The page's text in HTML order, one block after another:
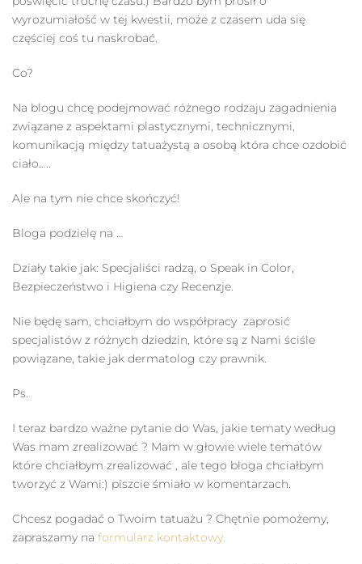
wyrozumiałość w tej kwestii, może z czasem uda się
częściej coś tu naskrobać.
Co?
Na blogu chcę podejmować różnego rodzaju zagadnienia
związane z aspektami plastycznymi, technicznymi,
komunikacją między tatuażystą a osobą która chce ozdobić
ciało…..
Ale na tym nie chce skończyć!
Bloga podzielę na …
Działy takie jak: Specjaliści radzą, o Speak in Color,
Bezpieczeństwo i Higiena czy Recenzje.
Nie będę sam, chciałbym do współpracy zaprosić
specjalistów z różnych dziedzin, które są z Nami ściśle
powiązane, takie jak dermatolog czy prawnik.
Ps.
I teraz bardzo ważne pytanie do Was, jakie tematy według
Was mam zrealizować ? Mam w głowie wiele tematów
które chciałbym zrealizować , ale tego bloga chciałbym
tworzyć z Wami:) piszcie śmiało w komentarzach.
Chcesz pogadać o Twoim tatuażu ? Chętnie pomożemy,
zapraszamy na formularz kontaktowy.